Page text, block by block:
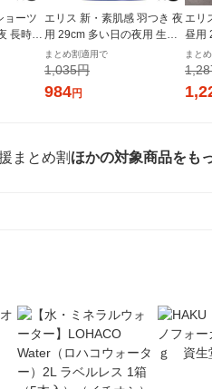
ョーツ
長時間
ット
王製
エリス 新・素肌感 羽つき 夜
用 29cm 多い日の夜用 生理
用ナプキン 1セット（18枚×
3パック） 大王製紙 エリエ
まとめ割適用で
1,035円
984円
エリ
昼用
ルデ
プキ
まと
まとめ割 ほかの対象商品をも